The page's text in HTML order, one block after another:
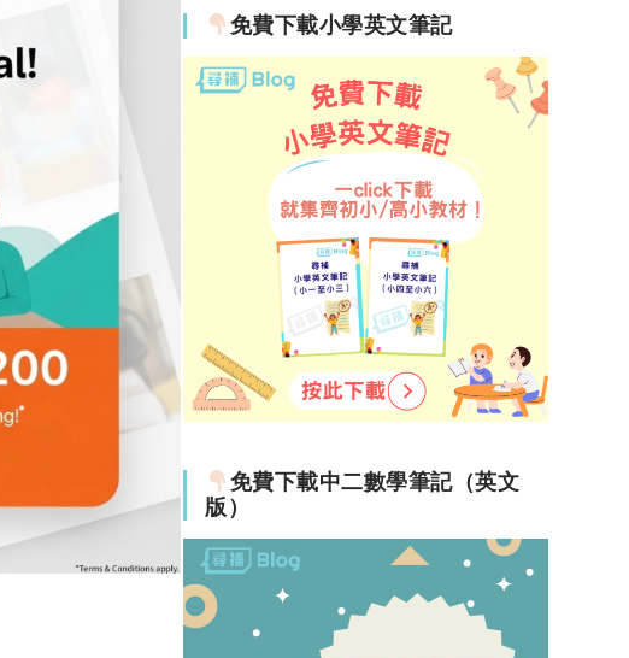
免費下載小學英文筆記
免費下載中二數學筆記（英文
版）